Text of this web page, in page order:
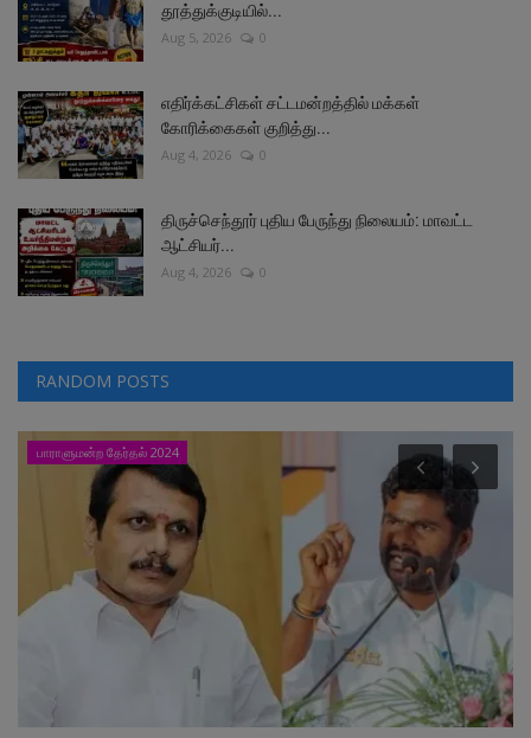
தூத்துக்குடியில்...
Aug 5, 2026 0
எதிர்க்கட்சிகள் சட்டமன்றத்தில் மக்கள்
கோரிக்கைகள் குறித்து...
Aug 4, 2026 0
திருச்செந்தூர் புதிய பேருந்து நிலையம்: மாவட்ட
ஆட்சியர்...
Aug 4, 2026 0
RANDOM POSTS
பாராளுமன்ற தேர்தல் 2024